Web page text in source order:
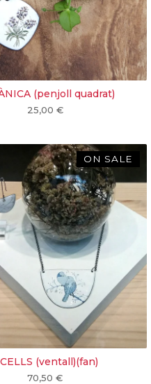
(penjoll quadrat)
25,00 €
(ventall)(fan)
70,50€
ON SALE